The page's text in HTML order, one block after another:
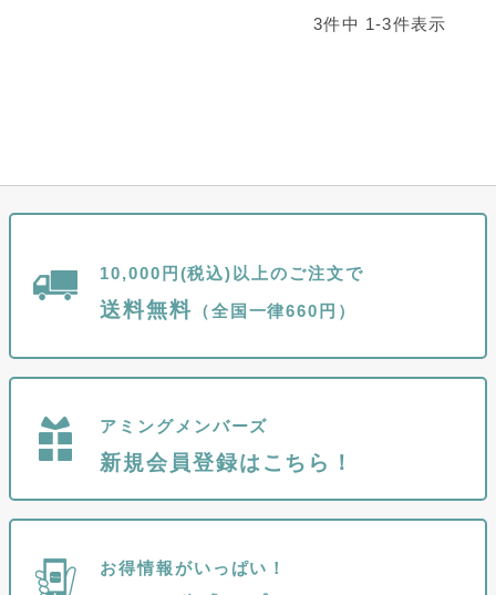
3件中 1-3件表示
10,000円(税込)以上のご注文で
送料無料 （全国一律660円）
アミングメンバーズ
新規会員登録はこちら！
お得情報がいっぱい！